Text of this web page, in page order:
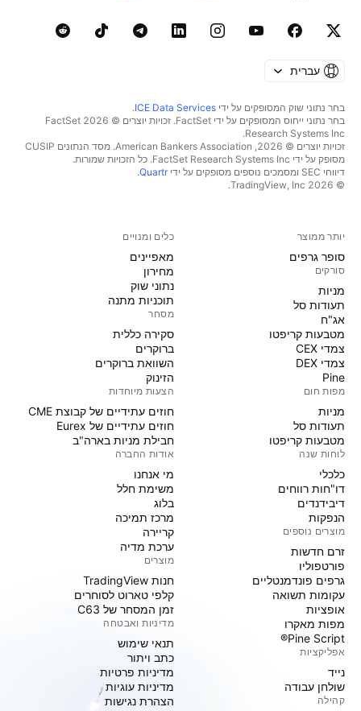
עברית
בחר נתוני שוק המסופקים על ידי ICE Data Services
.
בחר נתוני ייחוס המסופקים על ידי FactSet. זכויות יוצרים © 2026 ‏FactSet
Research Systems Inc.‏
זכויות יוצרים © 2026, ‏American Bankers Association. מסד הנתונים CUSIP
מסופק על ידי FactSet Research Systems Inc. כל הזכויות שמורות.
דיווחי SEC ומסמכים נוספים מסופקים על ידי
Quartr
.
© 2026 ‏TradingView, Inc.‏
יותר ממוצר
סופר גרפים
סורקים
מניות‏
תעודות סל
אג"ח
מטבעות קריפטו
צמדי CEX
צמדי DEX
Pine
מפות חום
מניות‏
תעודות סל
מטבעות קריפטו
לוחות שנה
כלכלי
דו"חות רווחים
דיבידנדים
הנפקות
מוצרים נוספים
זרם חדשות
פורטפוליו
גרפים פונדמנטליים
עקומות תשואה
אופציות
מפות מאקרו
Pine Script®
אפליקציות
נייד
שולחן עבודה
קהילה
כלים ומנויים
מאפיינים
מחירון
נתוני שוק
תוכניות מתנה
מסחר
סקירה כללית
ברוקרים
השוואת ברוקרים
הזינוק
הצעות מיוחדות
חוזים עתידיים של קבוצת CME
חוזים עתידיים של Eurex
חבילת מניות בארה"ב
אודות החברה
מי אנחנו
משימת חלל
בלוג
מרכז תמיכה
קריירה
ערכת מדיה
מוצרים
חנות TradingView
קלפי טארוט לסוחרים
זמן המסחר של C63
מדיניות ואבטחה
תנאי שימוש
כתב ויתור
מדיניות פרטיות
מדיניות עוגיות
הצהרת נגישות